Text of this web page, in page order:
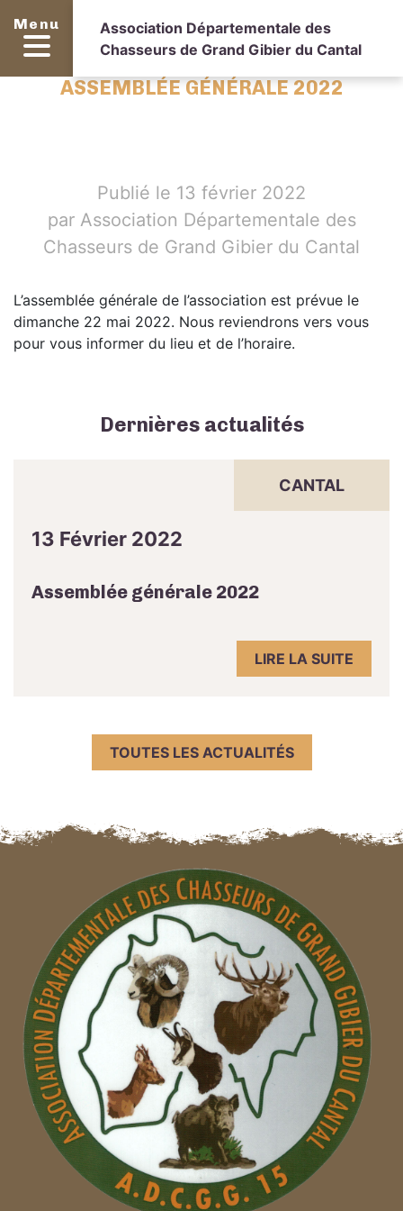
Menu
Association Départementale des
Chasseurs de Grand Gibier du Cantal
ASSEMBLÉE GÉNÉRALE 2022
Publié le 13 février 2022
par Association Départementale des
Chasseurs de Grand Gibier du Cantal
L’assemblée générale de l’association est prévue le
dimanche 22 mai 2022. Nous reviendrons vers vous
pour vous informer du lieu et de l’horaire.
Dernières actualités
CANTAL
13 Février 2022
Assemblée générale 2022
LIRE LA SUITE
TOUTES LES ACTUALITÉS